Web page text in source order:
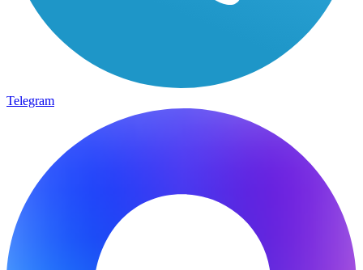
Telegram